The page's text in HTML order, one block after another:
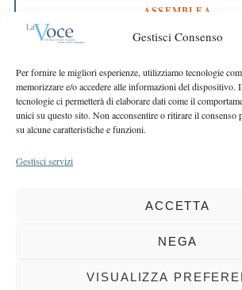
Gestisci Consenso
Per fornire le migliori esperienze, utilizziamo tecnologie
memorizzare e/o accedere alle informazioni del dispositivo.
tecnologie ci permetterà di elaborare dati come il
unici su questo sito. Non acconsentire o ritirare il consenso
su alcune caratteristiche e funzioni.
Gestisci servizi
ACCETTA
NEGA
VISUALIZZA
ASSEMBLEA
Bilancio approvato all’unanimità
destinati al territorio
EDITORIALE DIRETTORE
Crescere restando
EDITORIALE
Costruire futuro
COPYRIGHT 2025 LA VOCE |PRIVACY
BCC DI BUSTO